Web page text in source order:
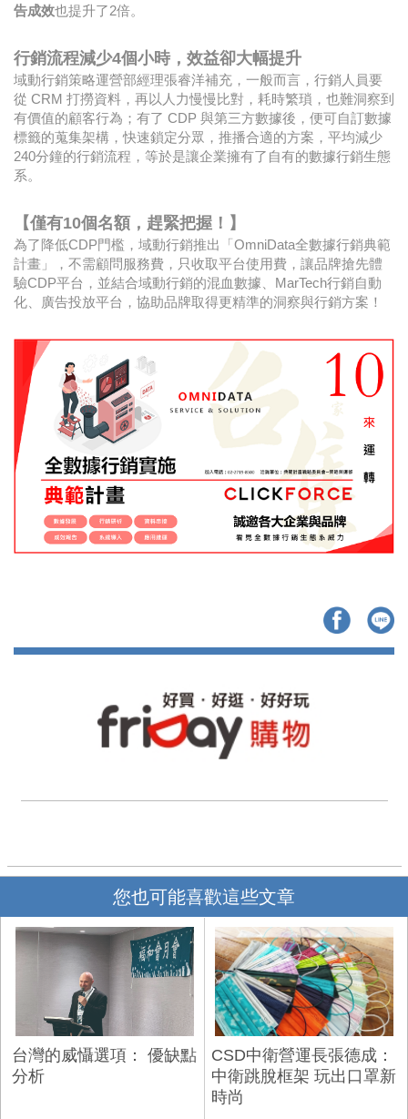
告成效也提升了2倍。
行銷流程減少4個小時，效益卻大幅提升
域動行銷策略運營部經理張睿洋補充，一般而言，行銷人員要
從 CRM 打撈資料，再以人力慢慢比對，耗時繁瑣，也難洞察到
有價值的顧客行為；有了 CDP 與第三方數據後，便可自訂數據
標籤的蒐集架構，快速鎖定分眾，推播合適的方案，平均減少
240分鐘的行銷流程，等於是讓企業擁有了自有的數據行銷生態
系。
【僅有10個名額，趕緊把握！】
為了降低CDP門檻，域動行銷推出「OmniData全數據行銷典範
計畫」，不需顧問服務費，只收取平台使用費，讓品牌搶先體
驗CDP平台，並結合域動行銷的混血數據、MarTech行銷自動
化、廣告投放平台，協助品牌取得更精準的洞察與行銷方案！
您也可能喜歡這些文章
台灣的威懾選項： 優缺點
分析
CSD中衛營運長張德成：
中衛跳脫框架 玩出口罩新
時尚